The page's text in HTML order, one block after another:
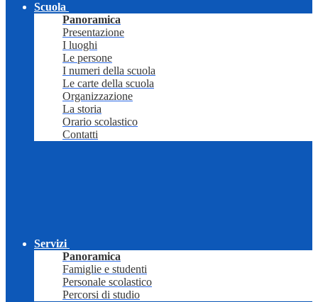
Scuola
Panoramica
Presentazione
I luoghi
Le persone
I numeri della scuola
Le carte della scuola
Organizzazione
La storia
Orario scolastico
Contatti
Servizi
Panoramica
Famiglie e studenti
Personale scolastico
Percorsi di studio